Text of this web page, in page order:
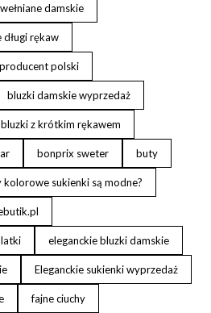
damskie
długi rękaw
polski
bluzki damskie wyprzedaż
bluzki z krótkim rękawem
bonprix sweter buty
kolorowe sukienki są modne?
latki eleganckie bluzki damskie
Eleganckie sukienki wyprzedaż
fajne ciuchy